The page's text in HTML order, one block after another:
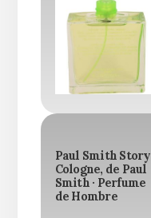
Paul Smith Story
Cologne, de Paul
Smith · Perfume
de Hombre